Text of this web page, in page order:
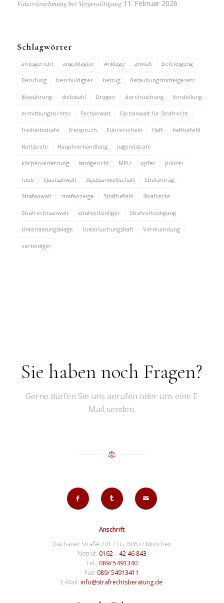
Videovernehmung bei Vergewaltigung 11. Februar 2026
Schlagwörter
amtsgericht angeklagter Anklage anwalt beleidigung
Berufung beschuldigter betrug Betäubungsmittelgesetz
Bewährung diebstahl Drogen durchsuchung Einstellung
ermittlungsrichter Fachanwalt Fachanwalt für Strafrecht
freiheitsstrafe freispruch Führerschein Haft haftbefehl
Haftstrafe Hauptverhandlung jugendstrafe
körperverletzung landgericht MPU opfer polizei
raub Staatsanwalt Staatsanwaltschaft Strafantrag
Strafanwalt strafanzeige Strafbefehl Strafrecht
Strafrechtsanwalt strafverteidiger Strafverteidigung
Unterlassungsklage Untersuchungshaft Verleumdung
verteidiger
Sie haben noch Fragen?
Gerne dürfen Sie uns anrufen oder uns eine E-
Mail senden.
Anschrift
Dachauer Straße 201 / EG, 80637 München
Notruf: 0162 – 42 46 843
Tel.: 089/ 5491340
Fax: 089/ 54913411
E-Mail:info@strafrechtsberatung.de